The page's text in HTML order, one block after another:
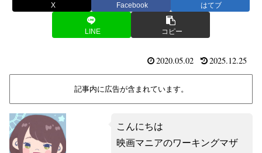
X Facebook はてブ
LINE コピー
2020.05.02 2025.12.25
記事内に広告が含まれています。
こんにちは
映画マニアのワーキングマザ